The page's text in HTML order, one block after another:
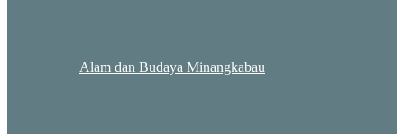
Alam dan Budaya Minangkabau